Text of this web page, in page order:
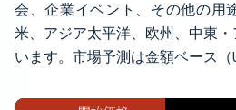
会、企業イベント、その他の用
米、アジア太平洋、欧州、中東
います。市場予測は金額ベース（